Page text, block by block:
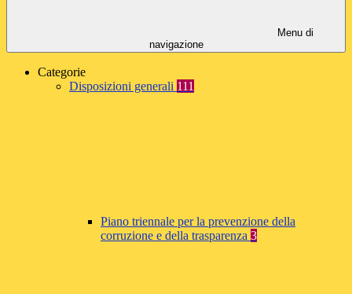
Menu di
navigazione
Categorie
Disposizioni generali 111
Piano triennale per la prevenzione della
corruzione e della trasparenza 3